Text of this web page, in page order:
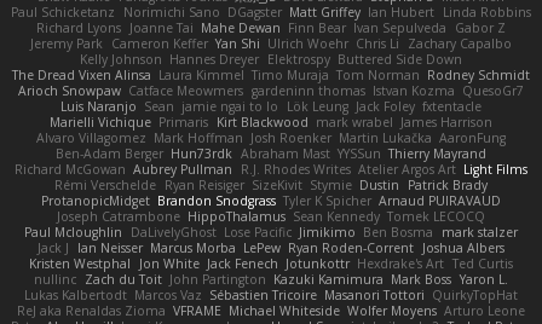
Paul Schicketanz
Norimichi Sano DGagster Matt Griffey Ian Hubert Linda Robbins
Richard Lyons Joanne Tai Mahe Dewan Finn Bear Ivan Sepulveda
Gabor Z
Jeremy Park
Cameron Keffer Yan Shi Ulrich Woehr Chris Li
Zachary Capalbo
Kelly Johnson Hannes Dreyer Elektrospy Buttered Side Down
The Dread Vixen Alinsa Laura Kimmel Timo Muraja Tom Norman Rodney Schmidt
Arioch Snowpaw Catface Meowmers gardeninn thomas Istvan Kozma QuesoGr7
Luis Naranjo Sean jamie ngai to lo Lök Leung Jack Foley fxtentacle
Marielli Vichique Primaris Kirt Blackwood mark wrabel James Harrison
Alvaro Villagomez Mark Hoffman Josh Roenker Martin Lukačka AaronFung
Ben-Adam Berger Hun73rdk Abraham Mast YYSSun Thierry Mayrand
Richard McGowan Aubrey Pullman R.J. Rhodes Writes Atelier Argos Art Light Films
Rémi Verschelde Ryan Reisiger SizeKivit Stymie Dustin
Patrick Brady
ProtanopicMidget Brandon Snodgrass Tyler K Spicher Arnaud PUIRAVAUD
Joseph Catrambone HippoThalamus Sean Kennedy Tomek LECOCQ
Paul Mcloughlin
DaLivelyGhost Lose Pacific Jimikimo Ben Bosma
mark stalzer
Jack J
Ian Neisser Marcus Morba LePew Ryan Roden-Corrent Joshua Albers
Kristen Westphal
Jon White Jack Fenech Jotunkottr Hexdrake's Art Ted Curtis
nullinc Zach du Toit John Partington Kazuki Kamimura Mark Boss Yaron L.
Lukas Kalbertodt Marcos Vaz Sébastien Tricoire Masanori Tottori QuirkyTopHat
ReJ aka Renaldas Zioma VFRAME Michael Whiteside Wolfer Moyens Arturo Leone